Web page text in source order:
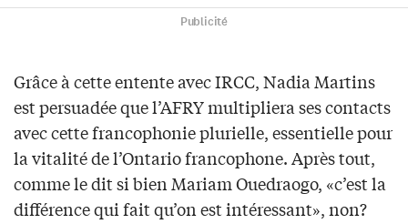
Publicité
Grâce à cette entente avec IRCC, Nadia Martins
est persuadée que l’AFRY multipliera ses contacts
avec cette francophonie plurielle, essentielle pour
la vitalité de l’Ontario francophone. Après tout,
comme le dit si bien Mariam Ouedraogo, «c’est la
différence qui fait qu’on est intéressant», non?